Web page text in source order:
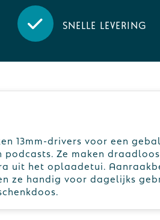
Snelle levering
13mm-drivers voor een
Ze maken
uit het oplaadetui.
ze handig voor dagelijks